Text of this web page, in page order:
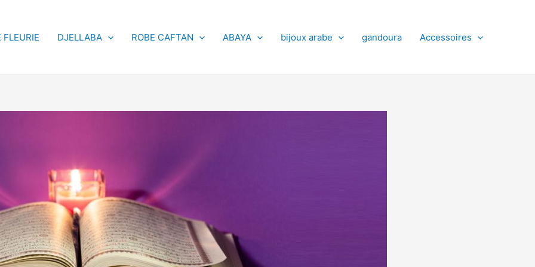
FLEURIE DJELLABA ROBE CAFTAN ABAYA bijoux arabe gandoura Accessoires